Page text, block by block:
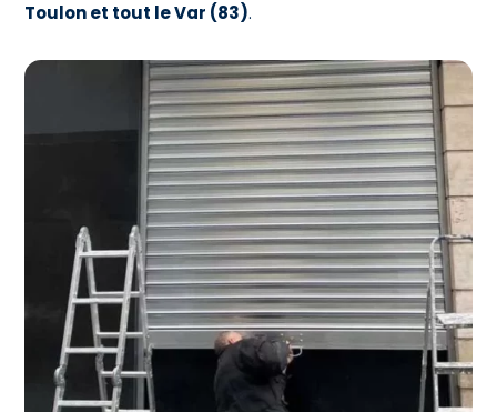
Toulon et tout le Var (83).